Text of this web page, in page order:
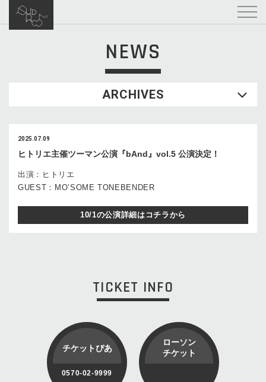
NEWS
ARCHIVES
2025.07.09
ヒトリエ主催ツーマン公演『bAnd』vol.5 公演決定！
出演：ヒトリエ
GUEST：MO’SOME TONEBENDER
10/1の公演詳細はコチラから
TICKET INFO
チケットぴあ
0570-02-9999
ローソン
チケット